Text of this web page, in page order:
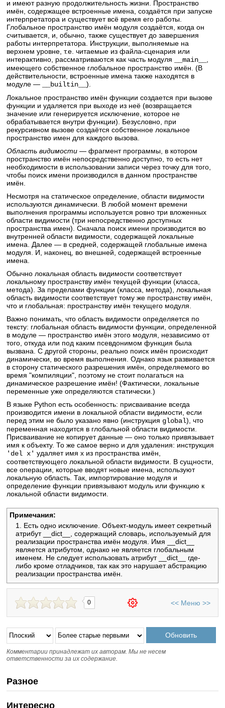
и имеют разную продолжительность жизни. Пространство
имён, содержащее встроенные имена, создаётся при запуске
интерпретатора и существует всё время его работы.
Глобальное пространство имён модуля создаётся, когда он
считывается, и, обычно, также существует до завершения
работы интерпретатора. Инструкции, выполняемые на
верхнем уровне, т.е. читаемые из файла-сценария или
интерактивно, рассматриваются как часть модуля
__main__
имеющего собственное глобальное пространство имён. (В
действительности, встроенные имена также находятся в
модуле —
__builtin__).
Локальное пространство имён функции создается при вызове
функции и удаляется при выходе из неё (возвращается
значение или генерируется исключение, которое не
обрабатывается внутри функции). Безусловно, при
рекурсивном вызове создаётся собственное локальное
пространство имен для каждого вызова.
Область видимости — фрагмент программы, в котором
пространство имён непосредственно доступно, то есть нет
необходимости в использовании записи через точку для того,
чтобы поиск имени производился в данном пространстве
имён.
Несмотря на статическое определение, области видимости
используются динамически. В любой момент времени
выполнения программы используется ровно три вложенных
области видимости (три непосредственно доступных
пространства имен). Сначала поиск имени производится во
внутренней области видимости, содержащей локальные
имена. Далее — в средней, содержащей глобальные имена
модуля. И, наконец, во внешней, содержащей встроенные
имена.
Обычно локальная область видимости соответствует
локальному пространству имён текущей функции (класса,
метода). За пределами функции (класса, метода), локальная
область видимости соответствует тому же пространству имён,
что и глобальная: пространству имён текущего модуля.
Важно понимать, что область видимости определяется по
тексту: глобальная область видимости функции, определенной
в модуле — пространство имён этого модуля, независимо от
того, откуда или под каким псевдонимом функция была
вызвана. С другой стороны, реально поиск имён происходит
динамически, во время выполнения. Однако язык развивается
в сторону статического разрешения имён, определяемого во
время "компиляции", поэтому не стоит полагаться на
динамическое разрешение имён! (Фактически, локальные
переменные уже определяются статически.)
В языке Python есть особенность: присваивание всегда
производится имени в локальной области видимости, если
перед этим не было указано явно (инструкция global), что
переменная находится в глобальной области видимости.
Присваивание не копирует данные — оно только привязывает
имя к объекту. То же самое верно и для удаления: инструкция
'del x' удаляет имя x из пространства имён,
соответствующего локальной области видимости. В сущности,
все операции, которые вводят новые имена, используют
локальную область. Так, импортирование модуля и
определение функции привязывают модуль или функцию к
локальной области видимости.
Примечания:
Есть одно исключение. Объект-модуль имеет секретный
атрибут __dict__, содержащий словарь, используемый для
реализации пространства имён модуля. Имя __dict__
является атрибутом, однако не является глобальным
именем. Не следует использовать атрибут __dict__ где-
либо кроме отладчиков, так как это нарушает абстракцию
реализации пространства имён.
0 << Меню >>
Комментарии принадлежат их авторам. Мы не несем
ответственности за их содержание.
Разное
Интересно